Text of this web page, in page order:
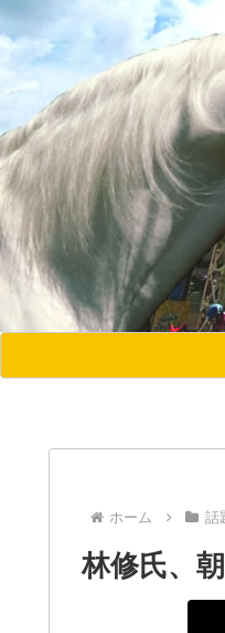
ホーム 話
林修氏、